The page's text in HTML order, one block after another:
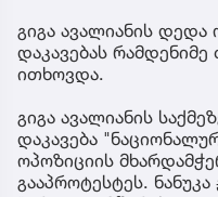
გიგა ავალიანის
დაკავებას
ითხოვდა.
გიგა ავალიანის
დაკავება
ოპოზიციის
გააპროტესტეს.